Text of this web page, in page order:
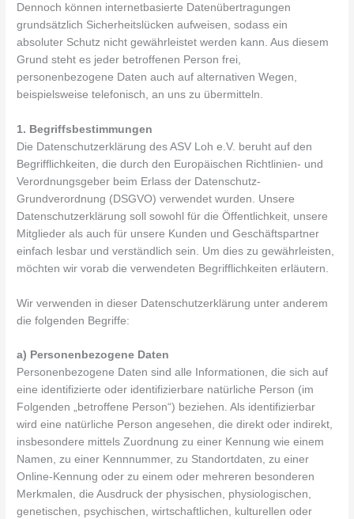
Dennoch können internetbasierte Datenübertragungen
grundsätzlich Sicherheitslücken aufweisen, sodass ein
absoluter Schutz nicht gewährleistet werden kann. Aus diesem
Grund steht es jeder betroffenen Person frei,
personenbezogene Daten auch auf alternativen Wegen,
beispielsweise telefonisch, an uns zu übermitteln.
1. Begriffsbestimmungen
Die Datenschutzerklärung des ASV Loh e.V. beruht auf den
Begrifflichkeiten, die durch den Europäischen Richtlinien- und
Verordnungsgeber beim Erlass der Datenschutz-
Grundverordnung (DSGVO) verwendet wurden. Unsere
Datenschutzerklärung soll sowohl für die Öffentlichkeit, unsere
Mitglieder als auch für unsere Kunden und Geschäftspartner
einfach lesbar und verständlich sein. Um dies zu gewährleisten,
möchten wir vorab die verwendeten Begrifflichkeiten erläutern.
Wir verwenden in dieser Datenschutzerklärung unter anderem
die folgenden Begriffe:
a) Personenbezogene Daten
Personenbezogene Daten sind alle Informationen, die sich auf
eine identifizierte oder identifizierbare natürliche Person (im
Folgenden „betroffene Person“) beziehen. Als identifizierbar
wird eine natürliche Person angesehen, die direkt oder indirekt,
insbesondere mittels Zuordnung zu einer Kennung wie einem
Namen, zu einer Kennnummer, zu Standortdaten, zu einer
Online-Kennung oder zu einem oder mehreren besonderen
Merkmalen, die Ausdruck der physischen, physiologischen,
genetischen, psychischen, wirtschaftlichen, kulturellen oder